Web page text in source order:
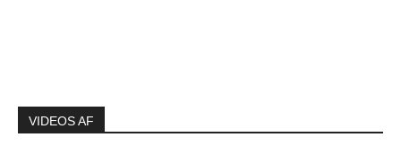
VIDEOS AF